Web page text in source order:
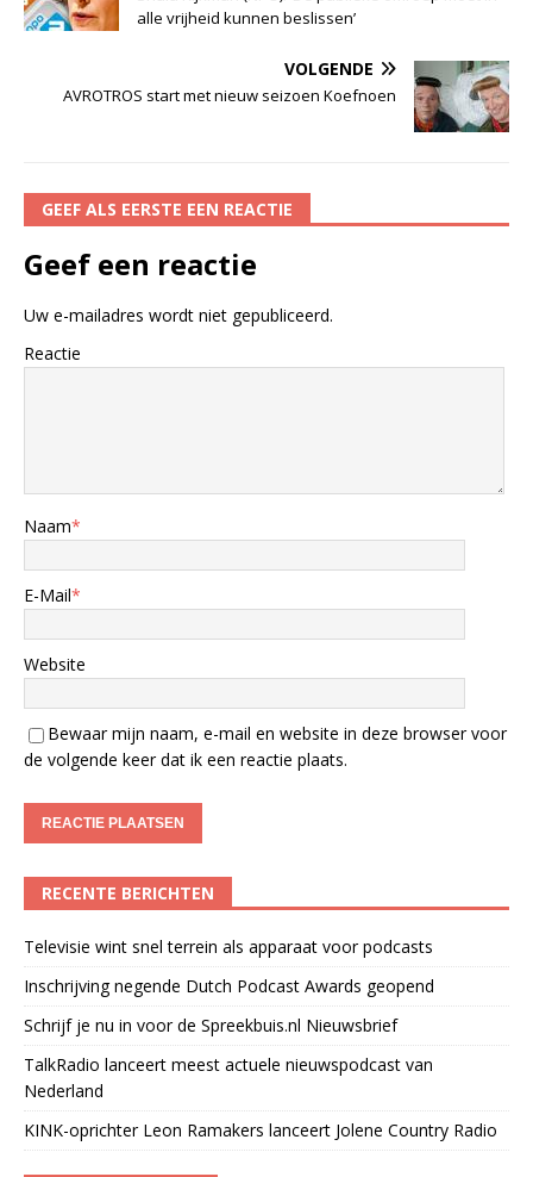
alle vrijheid kunnen beslissen’
VOLGENDE
AVROTROS start met nieuw seizoen Koefnoen
GEEF ALS EERSTE EEN REACTIE
Geef een reactie
Uw e-mailadres wordt niet gepubliceerd.
Reactie
Naam*
E-Mail*
Website
Bewaar mijn naam, e-mail en website in deze browser voor
de volgende keer dat ik een reactie plaats.
RECENTE BERICHTEN
Televisie wint snel terrein als apparaat voor podcasts
Inschrijving negende Dutch Podcast Awards geopend
Schrijf je nu in voor de Spreekbuis.nl Nieuwsbrief
TalkRadio lanceert meest actuele nieuwspodcast van
Nederland
KINK-oprichter Leon Ramakers lanceert Jolene Country Radio